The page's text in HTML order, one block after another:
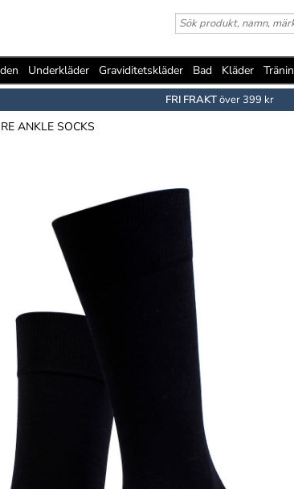
Underkläder Graviditetskläder Bad Kläder
FRI FRAKTöver 399 kr
ANKLE SOCKS